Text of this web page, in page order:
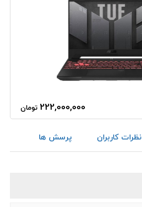
222,000,000 تومان
نظرات کاربران پرسش ها